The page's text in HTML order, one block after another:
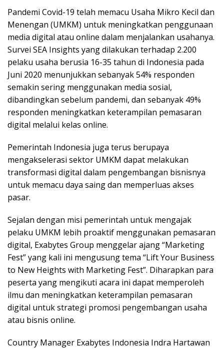
Pandemi Covid-19 telah memacu Usaha Mikro Kecil dan
Menengan (UMKM) untuk meningkatkan penggunaan
media digital atau online dalam menjalankan usahanya.
Survei SEA Insights yang dilakukan terhadap 2.200
pelaku usaha berusia 16-35 tahun di Indonesia pada
Juni 2020 menunjukkan sebanyak 54% responden
semakin sering menggunakan media sosial,
dibandingkan sebelum pandemi, dan sebanyak 49%
responden meningkatkan keterampilan pemasaran
digital melalui kelas online.
Pemerintah Indonesia juga terus berupaya
mengakselerasi sektor UMKM dapat melakukan
transformasi digital dalam pengembangan bisnisnya
untuk memacu daya saing dan memperluas akses
pasar.
Sejalan dengan misi pemerintah untuk mengajak
pelaku UMKM lebih proaktif menggunakan pemasaran
digital, Exabytes Group menggelar ajang “Marketing
Fest” yang kali ini mengusung tema “Lift Your Business
to New Heights with Marketing Fest”. Diharapkan para
peserta yang mengikuti acara ini dapat memperoleh
ilmu dan meningkatkan keterampilan pemasaran
digital untuk strategi promosi pengembangan usaha
atau bisnis online.
Country Manager Exabytes Indonesia Indra Hartawan